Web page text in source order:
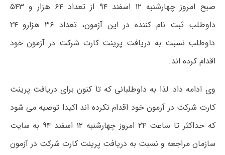
صبح امروز چهارشنبه ۱۲ اسفند ۹۴ از تعداد ۶۴ هزار و ۵۴۳
داوطلب ثبت نام کننده در این آزمون، تعداد ۳۶ هزارو ۲۴
داوطلب نسبت به دریافت پرینت کارت شرکت در آزمون خود
اقدام کرده اند.
وی ادامه داد: لذا به داوطلبانی که تا کنون برای دریافت پرینت
کارت شرکت در آزمون خود اقدام نکرده اند اکیدا توصیه می شود
که حداکثر تا ساعت ۲۴ امروز چهارشنبه ۱۲ اسفند ۹۴ به سایت
سازمان مراجعه و نسبت به دریافت پرینت کارت شرکت در آزمون